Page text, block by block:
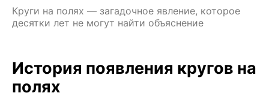
Круги на полях — загадочное явление, которое
десятки лет не могут найти объяснение
История появления кругов на
полях